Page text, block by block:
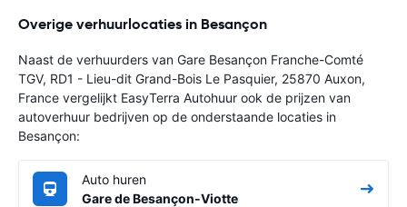
Overige verhuurlocaties in Besançon
Naast de verhuurders van Gare Besançon Franche-Comté
TGV, RD1 - Lieu-dit Grand-Bois Le Pasquier, 25870 Auxon,
France vergelijkt EasyTerra Autohuur ook de prijzen van
autoverhuur bedrijven op de onderstaande locaties in
Besançon:
Auto huren
Gare de Besançon-Viotte